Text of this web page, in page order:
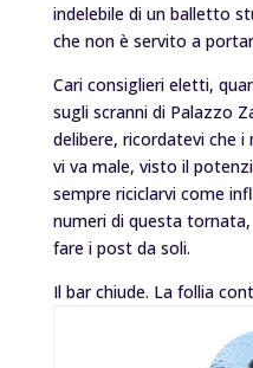
indelebile di un balletto
che non è servito a
Cari consiglieri eletti,
sugli scranni di Palazzo
delibere, ricordatevi che i
vi va male, visto il
sempre riciclarvi come
numeri di questa
fare i post da soli.
Il bar chiude. La follia